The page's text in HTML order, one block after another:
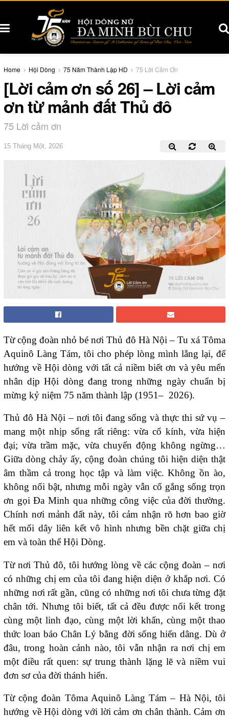
Home Hội Dòng 75 Năm Thành Lập HD 75 Lời Cảm Ơn
[Lời cảm ơn số 26] – Lời cảm
ơn từ mảnh đất Thủ đô
75 Lời cảm ơn
15 Tháng Một, 2026
Từ cộng đoàn nhỏ bé nơi Thủ đô Hà Nội – Tu xá Tôma
Aquinô Làng Tám, tôi cho phép lòng mình lắng lại, để
hướng về Hội dòng với tất cả niềm biết ơn và yêu mến
nhân dịp Hội dòng đang trong những ngày chuẩn bị
mừng kỷ niệm 75 năm thành lập (1951– 2026).
Thủ đô Hà Nội – nơi tôi đang sống và thực thi sứ vụ –
mang một nhịp sống rất riêng: vừa cổ kính, vừa hiện
đại; vừa trầm mặc, vừa chuyển động không ngừng…
Giữa dòng chảy ấy, cộng đoàn chúng tôi hiện diện thật
âm thầm cả trong học tập và làm việc. Không ồn ào,
không nổi bật, nhưng mỗi ngày vẫn cố gắng sống trọn
ơn gọi Đa Minh qua những công việc của đời thường.
Chính nơi mảnh đất này, tôi cảm nhận rõ hơn bao giờ
hết mối dây liên kết vô hình nhưng bền chặt giữa chị
em và toàn thể Hội Dòng.
Từ nơi Thủ đô, tôi hướng lòng về các cộng đoàn – nơi
có những chị em của tôi đang hiện diện ở khắp nơi. Có
những nơi rất gần, cũng có những nơi tôi chưa từng đặt
chân tới. Nhưng tôi biết, tất cả đều được nối kết trong
cùng một linh đạo, cùng một lời khấn, cùng một thao
thức loan báo Chân Lý bằng đời sống hiến dâng. Dù ở
đâu, trong hoàn cảnh nào, tôi vẫn nhận ra nơi chị em
một điều rất quen: sự trung thành lặng lẽ và niềm vui
đơn sơ của đời thánh hiến.
Từ cộng đoàn Tôma Aquinô Làng Tám – Hà Nội, tôi
hướng về Hội dòng với lời cảm ơn chân thành. Cảm ơn